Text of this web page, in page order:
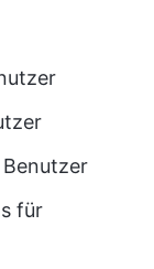
für